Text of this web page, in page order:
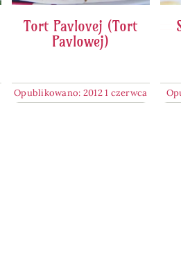
Tort Pavlovej (Tort
Pavlowej)
Opublikowano: 2012 1 czerwca